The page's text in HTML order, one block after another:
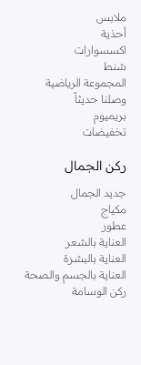
ملابس
أحذية
اكسسوارات
شنط
المجموعة الرياضية
وصلنا حديثاً
بريميوم
تخفيضات
ركن الجمال
جديد الجمال
مكياج
عطور
العناية بالشعر
العناية بالبشرة
العناية بالجسم والصحة
ركن الوسامة